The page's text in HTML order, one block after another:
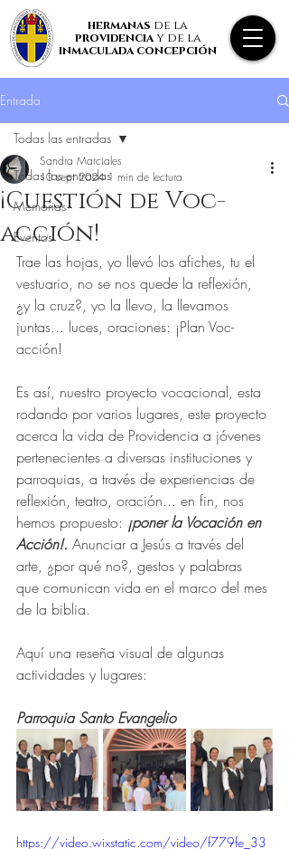
hermanas de la
providenciay de la
inmaculada concepción
Entrada
Todas las entradas
Memorias
Eventos
Todas las entradas
¡Cuestión de Voc-
acción!
Sandra Marciales
10 sept 2024 1 min de lectura
Trae las hojas, yo llevó los afiches, tu el
vestuario, no se nos quede la reflexión,
¿y la cruz?, yo la llevo, la llevamos
juntas... luces, oraciones: ¡Plan Voc-
acción!
Es así, nuestro proyecto vocacional, esta
rodando por varios lugares, este proyecto
acerca la vida de Providencia a jóvenes
pertenecientes a diversas instituciones y
parroquias, a través de experiencias de
reflexión, teatro, oración... en fin, nos
hemos propuesto: ¡poner la Vocación en
Acción!. Anunciar a Jesús a través del
arte, ¿por qué no?, gestos y palabras
que comunican vida en el marco del mes
de la biblia.
Aquí una reseña visual de algunas
actividades y lugares:
Parroquia Santo Evangelio
https://video.wixstatic.com/video/f779fe_33